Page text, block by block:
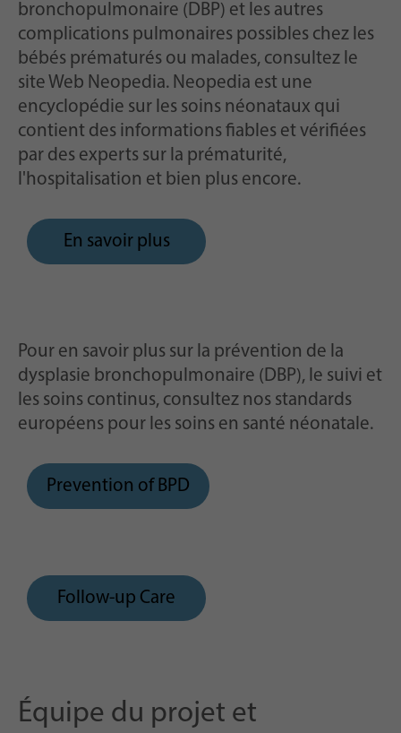
bronchopulmonaire (DBP) et les autres
complications pulmonaires possibles chez les
bébés prématurés ou malades, consultez le
site Web Neopedia. Neopedia est une
encyclopédie sur les soins néonataux qui
contient des informations fiables et vérifiées
par des experts sur la prématurité,
l'hospitalisation et bien plus encore.
En savoir plus
Pour en savoir plus sur la prévention de la
dysplasie bronchopulmonaire (DBP), le suivi et
les soins continus, consultez nos standards
européens pour les soins en santé néonatale.
Prevention of BPD
Follow-up Care
Équipe du projet et